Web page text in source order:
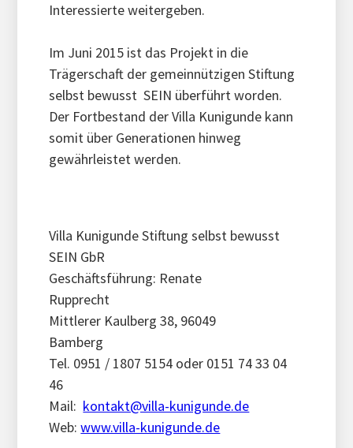
Interessierte weitergeben.
Im Juni 2015 ist das Projekt in die
Trägerschaft der gemeinnützigen Stiftung
selbst bewusst SEIN überführt worden.
Der Fortbestand der Villa Kunigunde kann
somit über Generationen hinweg
gewährleistet werden.
Villa Kunigunde Stiftung selbst bewusst
SEIN GbR
Geschäftsführung: Renate
Rupprecht
Mittlerer Kaulberg 38, 96049
Bamberg
Tel. 0951 / 1807 5154 oder 0151 74 33 04
46
Mail: kontakt@villa-kunigunde.de
Web:www.villa-kunigunde.de